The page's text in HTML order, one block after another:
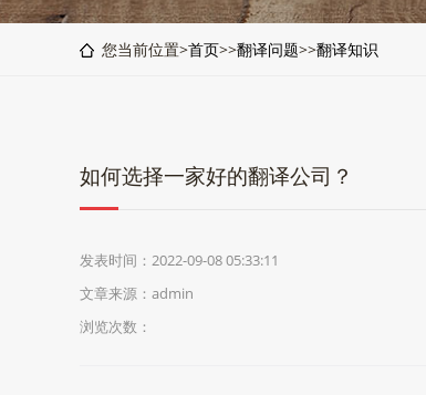
您当前位置>首页>>翻译问题>>翻译知识
如何选择一家好的翻译公司？
发表时间：2022-09-08 05:33:11
文章来源：admin
浏览次数：